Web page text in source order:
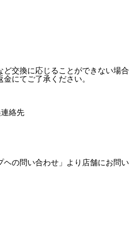
ど交換に応じることができない場合
にてご了承ください。
絡先
ヘの問い合わせ」より店舗にお問い